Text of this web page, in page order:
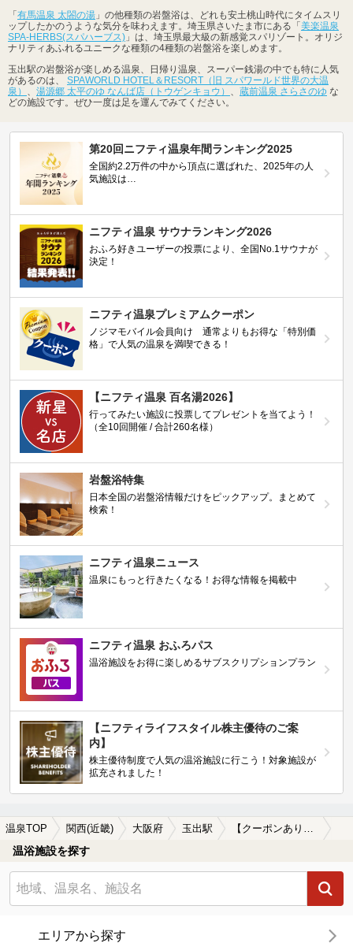
「 有馬温泉 太閤の湯 」の他種類の岩盤浴は、どれも安土桃山時代にタイムスリ
ップしたかのうような気分を味わえます。埼玉県さいたま市にある「 美楽温泉
SPA-HERBS(スパハーブス) 」は、埼玉県最大級の新感覚スパリゾート。オリジ
ナリティあふれるユニークな種類の4種類の岩盤浴を楽しめます。
玉出駅の岩盤浴が楽しめる温泉、日帰り温泉、スーパー銭湯の中でも特に人気
があるのは、 SPAWORLD HOTEL＆RESORT（旧 スパワールド世界の大温
泉） 、 湯源郷 太平のゆ なんば店（トウゲンキョウ） 、 蔵前温泉 さらさのゆ な
どの施設です。ぜひ一度は足を運んでみてください。
第20回ニフティ温泉年間ランキング2025
全国約2.2万件の中から頂点に選ばれた、2025年の人
気施設は…
ニフティ温泉 サウナランキング2026
おふろ好きユーザーの投票により、全国No.1サウナが
決定！
ニフティ温泉プレミアムクーポン
ノジマモバイル会員向け 通常よりもお得な「特別価
格」で人気の温泉を満喫できる！
【ニフティ温泉 百名湯2026】
行ってみたい施設に投票してプレゼントを当てよう！
（全10回開催 / 合計260名様）
岩盤浴特集
日本全国の岩盤浴情報だけをピックアップ。まとめて
検索！
ニフティ温泉ニュース
温泉にもっと行きたくなる！お得な情報を掲載中
ニフティ温泉 おふろパス
温浴施設をお得に楽しめるサブスクリプションプラン
【ニフティライフスタイル株主優待のご案
内】
株主優待制度で人気の温浴施設に行こう！対象施設が
拡充されました！
温泉TOP 関西(近畿) 大阪府 玉出駅
温浴施設を探す
エリアから探す